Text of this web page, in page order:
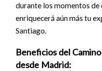
durante los momentos de
enriquecerá aún más tu
Santiago.
Beneficios del
desde Madrid: